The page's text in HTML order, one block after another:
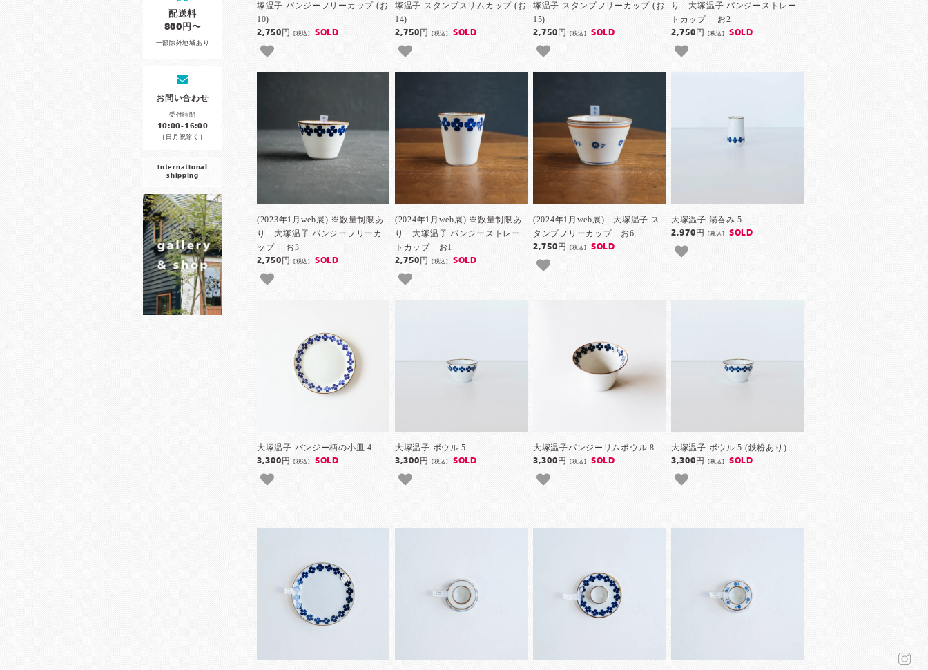
配送料
800円〜
一部除外地域あり
お問い合わせ
受付時間
10:00-16:00
［日月祝除く］
international
shipping
塚温子 パンジーフリーカップ (お
10)
2,750円[税込] SOLD
塚温子 スタンプスリムカップ (お
14)
2,750円[税込] SOLD
塚温子 スタンプフリーカップ (お
15)
2,750円[税込] SOLD
り 大塚温子 パンジーストレー
トカップ お2
2,750円[税込] SOLD
(2023年1月web展) ※数量制限あ
り 大塚温子 パンジーフリーカ
ップ お3
2,750円[税込] SOLD
(2024年1月web展) ※数量制限あ
り 大塚温子 パンジーストレー
トカップ お1
2,750円[税込] SOLD
(2024年1月web展) 大塚温子 ス
タンプフリーカップ お6
2,750円[税込] SOLD
大塚温子 湯呑み 5
2,970円[税込] SOLD
大塚温子 パンジー柄の小皿 4
3,300円[税込] SOLD
大塚温子 ボウル 5
3,300円[税込] SOLD
大塚温子パンジーリムボウル 8
3,300円[税込] SOLD
大塚温子 ボウル 5 (鉄粉あり)
3,300円[税込] SOLD